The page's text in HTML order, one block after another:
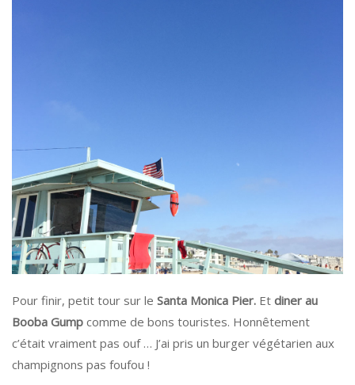
Pour finir, petit tour sur le Santa Monica Pier. Et diner au
Booba Gump comme de bons touristes. Honnêtement
c’était vraiment pas ouf … J’ai pris un burger végétarien aux
champignons pas foufou !